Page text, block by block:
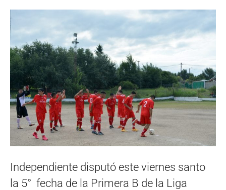
Independiente disputó este viernes santo
la 5° fecha de la Primera B de la Liga